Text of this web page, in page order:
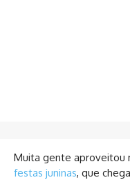
Muita gente aproveitou
festas juninas, que